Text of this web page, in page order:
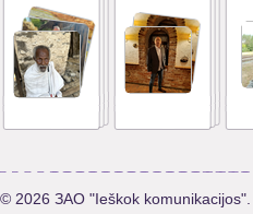
© 2026 ЗАО "Ieškok